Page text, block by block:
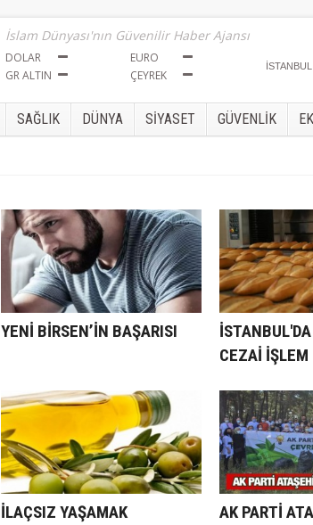
İslam Dünyası'nın Güvenilir Haber Ajansı
DOLAR
EURO
GR ALTIN
ÇEYREK
SAĞLIK DÜNYA SİYASET GÜVENLİK
YENİ BİRSEN’İN BAŞARISI
CEZAİ İŞLEM
İLAÇSIZ YAŞAMAK
AK PARTİ